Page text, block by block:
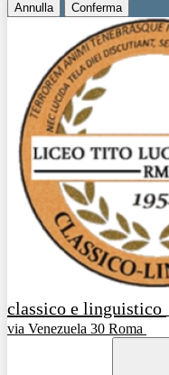
Annulla Conferma
classico e linguistico
via Venezuela 30 Roma